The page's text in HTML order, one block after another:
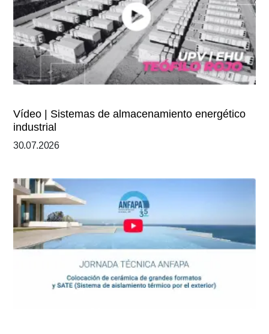
Vídeo | Sistemas de almacenamiento energético
industrial
30.07.2026